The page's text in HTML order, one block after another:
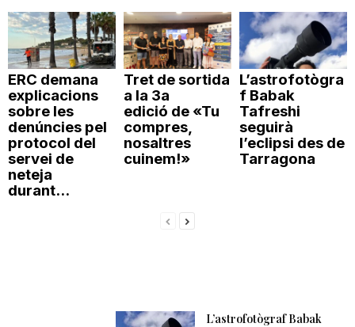
ERC demana
explicacions
sobre les
denúncies pel
protocol del
servei de
neteja
durant...
Tret de sortida
a la 3a
edició de «Tu
compres,
nosaltres
cuinem!»
L’astrofotògra
f Babak
Tafreshi
seguirà
l’eclipsi des de
Tarragona